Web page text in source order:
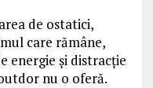
de ostatici,
care rămâne,
energie şi distracţie
nu o oferă.